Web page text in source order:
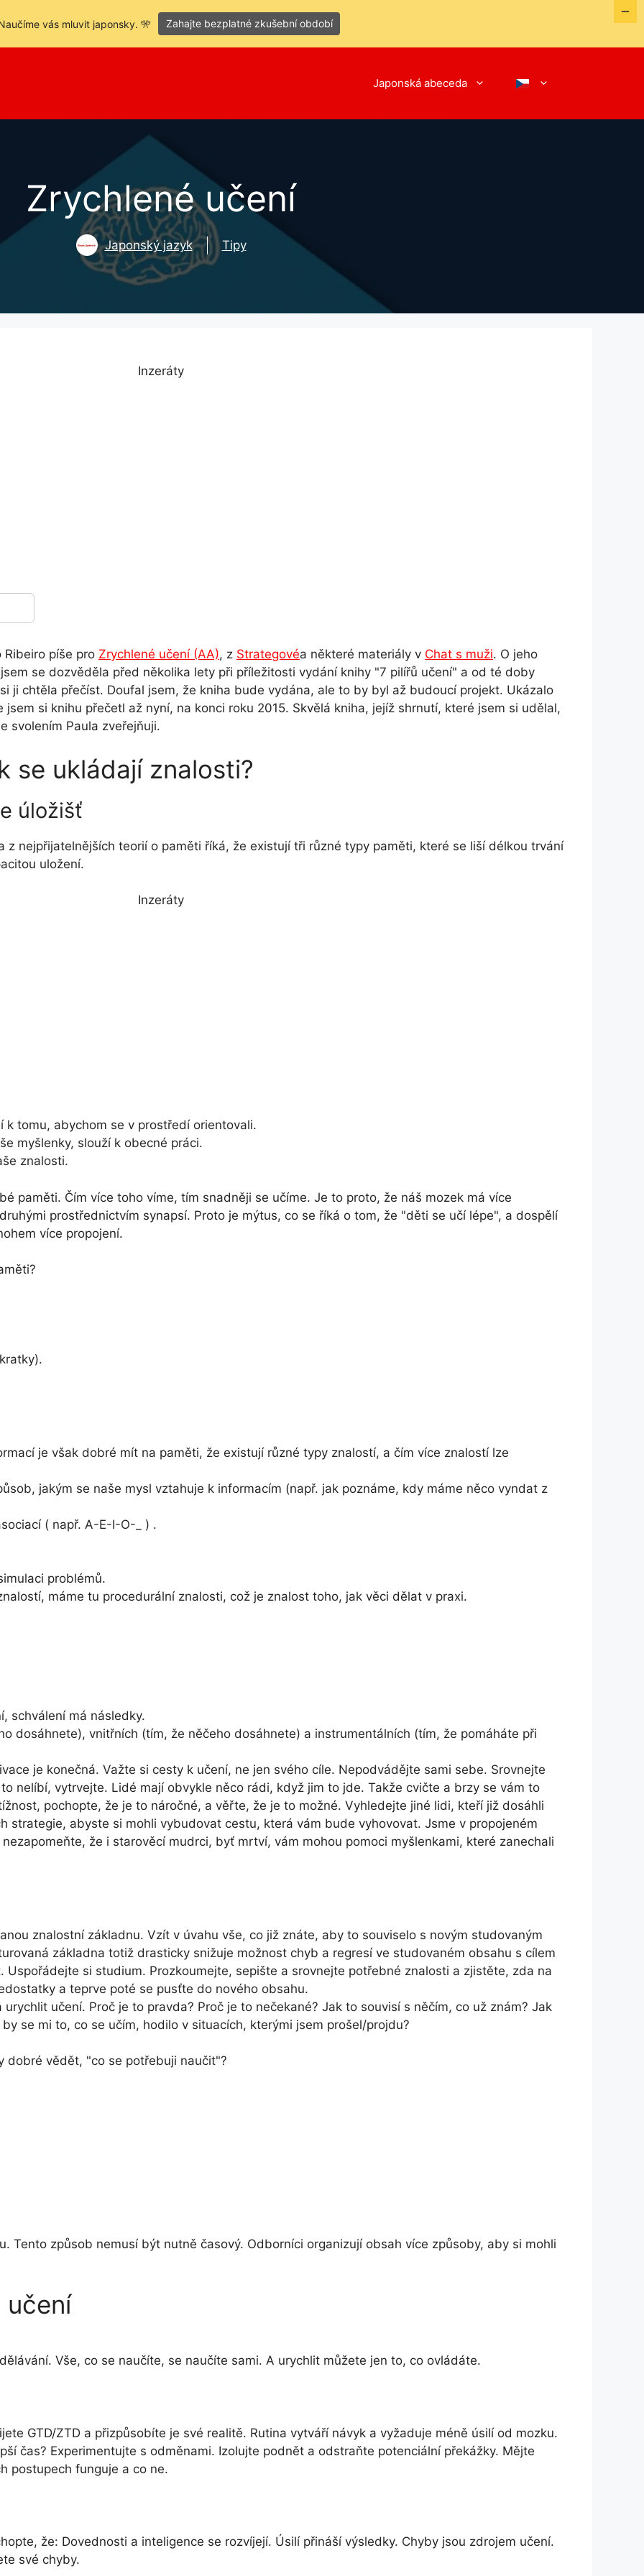
Japonská abeceda
Zrychlené učení
Japonský jazyk Tipy
Inzeráty
Ribeiro píše pro Zrychlené učení (AA), z Strategovéa některé materiály v Chat s muži. O jeho
se dozvěděla před několika lety při příležitosti vydání knihy "7 pilířů učení" a od té doby
ji chtěla přečíst. Doufal jsem, že kniha bude vydána, ale to by byl až budoucí projekt. Ukázalo
jsem si knihu přečetl až nyní, na konci roku 2015. Skvělá kniha, jejíž shrnutí, které jsem si udělal,
svolením Paula zveřejňuji.
se ukládají znalosti?
úložišť
z nejpřijatelnějších teorií o paměti říká, že existují tři různé typy paměti, které se liší délkou trvání
uložení.
Inzeráty
k tomu, abychom se v prostředí orientovali.
myšlenky, slouží k obecné práci.
znalosti.
paměti. Čím více toho víme, tím snadněji se učíme. Je to proto, že náš mozek má více
prostřednictvím synapsí. Proto je mýtus, co se říká o tom, že "děti se učí lépe", a dospělí
více propojení.
je však dobré mít na paměti, že existují různé typy znalostí, a čím více znalostí lze
jakým se naše mysl vztahuje k informacím (např. jak poznáme, kdy máme něco vyndat z
( např. A-E-I-O-_ ) .
problémů.
máme tu procedurální znalosti, což je znalost toho, jak věci dělat v praxi.
schválení má následky.
dosáhnete), vnitřních (tím, že něčeho dosáhnete) a instrumentálních (tím, že pomáháte při
je konečná. Važte si cesty k učení, ne jen svého cíle. Nepodvádějte sami sebe. Srovnejte
nelíbí, vytrvejte. Lidé mají obvykle něco rádi, když jim to jde. Takže cvičte a brzy se vám to
pochopte, že je to náročné, a věřte, že je to možné. Vyhledejte jiné lidi, kteří již dosáhli
strategie, abyste si mohli vybudovat cestu, která vám bude vyhovovat. Jsme v propojeném
že i starověcí mudrci, byť mrtví, vám mohou pomoci myšlenkami, které zanechali
znalostní základnu. Vzít v úvahu vše, co již znáte, aby to souviselo s novým studovaným
základna totiž drasticky snižuje možnost chyb a regresí ve studovaném obsahu s cílem
si studium. Prozkoumejte, sepište a srovnejte potřebné znalosti a zjistěte, zda na
a teprve poté se pusťte do nového obsahu.
učení. Proč je to pravda? Proč je to nečekané? Jak to souvisí s něčím, co už znám? Jak
se mi to, co se učím, hodilo v situacích, kterými jsem prošel/projdu?
dobré vědět, "co se potřebuji naučit"?
Tento způsob nemusí být nutně časový. Odborníci organizují obsah více způsoby, aby si mohli
učení
Vše, co se naučíte, se naučíte sami. A urychlit můžete jen to, co ovládáte.
GTD/ZTD a přizpůsobíte je své realitě. Rutina vytváří návyk a vyžaduje méně úsilí od mozku.
čas? Experimentujte s odměnami. Izolujte podnět a odstraňte potenciální překážky. Mějte
postupech funguje a co ne.
že: Dovednosti a inteligence se rozvíjejí. Úsilí přináší výsledky. Chyby jsou zdrojem učení.
své chyby.
vás mluvit japonsky. 🎌 Zahajte bezplatné zkušební období